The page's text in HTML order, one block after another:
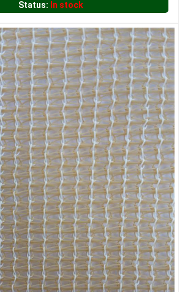
LƯỚI CHE NẮNG
LƯỚI CHẮN ĐỘNG VẬT
Status: In stock